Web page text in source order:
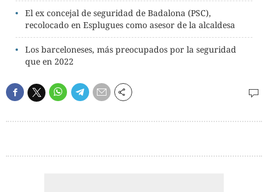
El ex concejal de seguridad de Badalona (PSC),
recolocado en Esplugues como asesor de la alcaldesa
Los barceloneses, más preocupados por la seguridad
que en 2022